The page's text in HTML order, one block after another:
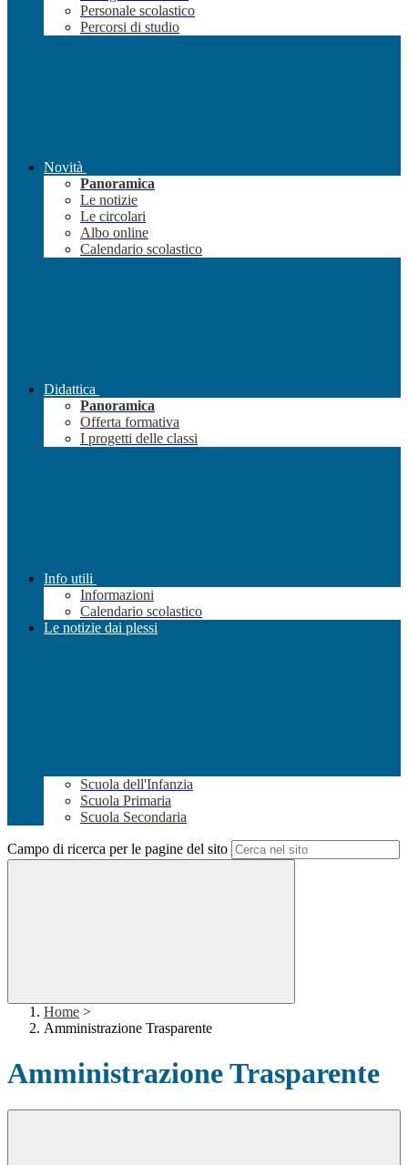
Personale scolastico
Percorsi di studio
Novità
Panoramica
Le notizie
Le circolari
Albo online
Calendario scolastico
Didattica
Panoramica
Offerta formativa
I progetti delle classi
Info utili
Informazioni
Calendario scolastico
Le notizie dai plessi
Scuola dell'Infanzia
Scuola Primaria
Scuola Secondaria
Campo di ricerca per le pagine del sito
Home >
Amministrazione Trasparente
Amministrazione Trasparente